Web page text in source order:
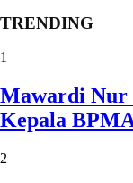
TRENDING
1
Mawardi Nur
Kepala
2